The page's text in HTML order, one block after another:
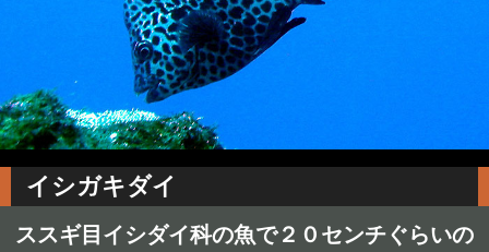
イシガキダイ
ススギ目イシダイ科の魚で２０センチぐらいの